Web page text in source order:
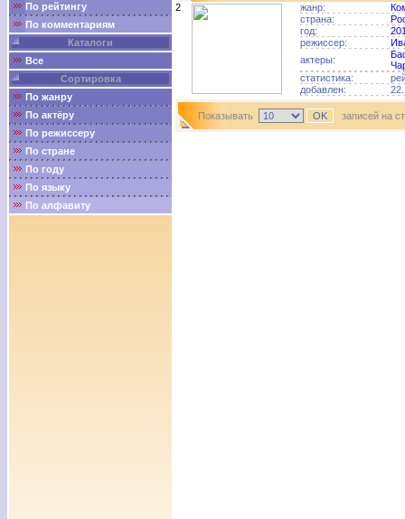
По рейтингу
По комментариям
Каталоги
Все
Сортировка
По жанру
По актёру
По режиссеру
По стране
По году
По языку
По алфавиту
2
жанр:
страна:
год:
режиссер:
актеры:
статистика:
добавлен:
Показывать записей на